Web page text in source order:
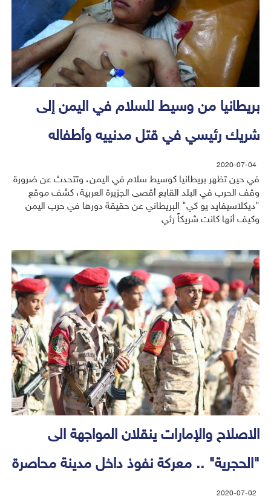
بريطانيا من وسيط للسلام في اليمن إلى
شريك رئيسي في قتل مدنييه وأطفاله
2020-07-04
في حين تظهر بريطانيا كوسيط سلام في اليمن، وتتحدث عن ضرورة
وقف الحرب في البلد القابع أقصى الجزيرة العربية، كشف موقع
"ديكلاسيفايد يو كي" البريطاني عن حقيقة دورها في حرب اليمن
وكيف أنها كانت شريكاً رئي
الاصلاح والإمارات ينقلان المواجهة الى
"الحجرية" .. معركة نفوذ داخل مدينة محاصرة
2020-07-02